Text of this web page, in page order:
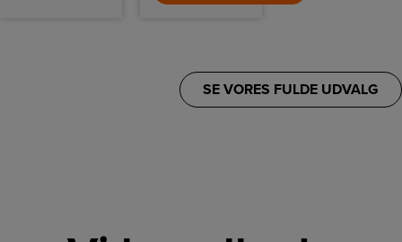
SE VORES FULDE UDVALG